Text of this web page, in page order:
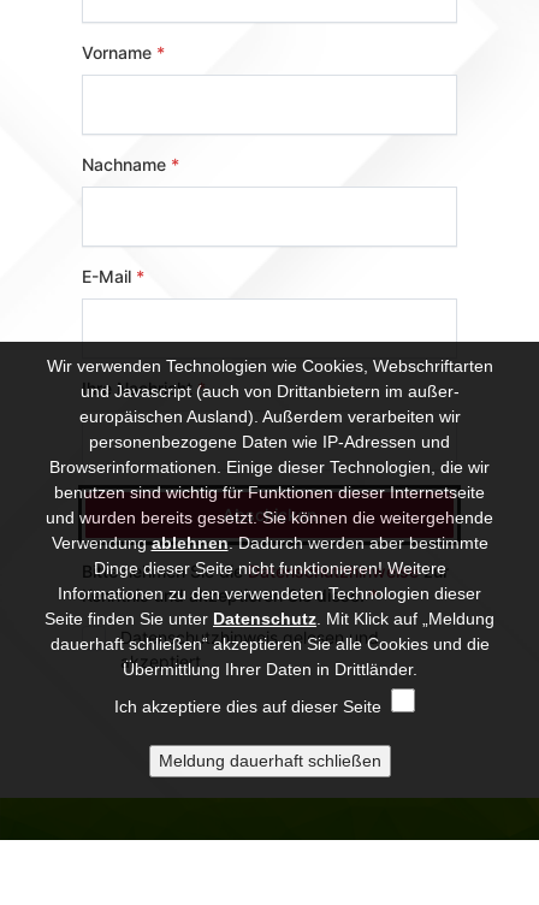
Wir verwenden Technologien wie Cookies, Webschriftarten
und Javascript (auch von Drittanbietern im außer-
europäischen Ausland). Außerdem verarbeiten wir
personenbezogene Daten wie IP-Adressen und
Browserinformationen. Einige dieser Technologien, die wir
benutzen sind wichtig für Funktionen dieser Internetseite
und wurden bereits gesetzt. Sie können die weitergehende
Verwendungablehnen.Dadurch werden aber bestimmte
Dinge dieser Seite nicht funktionieren! Weitere
Informationen zu den verwendeten Technologien dieser
Seite finden Sie unter Datenschutz . Mit Klick auf „Meldung
dauerhaft schließen“ akzeptieren Sie alle Cookies und die
Übermittlung Ihrer Daten in Drittländer.
Ich akzeptiere dies auf dieser Seite